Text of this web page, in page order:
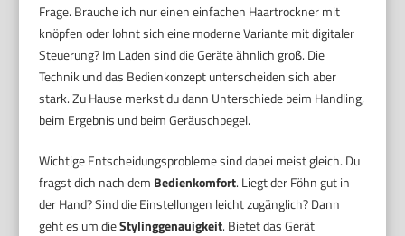
Frage. Brauche ich nur einen einfachen Haartrockner mit
knöpfen oder lohnt sich eine moderne Variante mit digitaler
Steuerung? Im Laden sind die Geräte ähnlich groß. Die
Technik und das Bedienkonzept unterscheiden sich aber
stark. Zu Hause merkst du dann Unterschiede beim Handling,
beim Ergebnis und beim Geräuschpegel.
Wichtige Entscheidungsprobleme sind dabei meist gleich. Du
fragst dich nach dem Bedienkomfort. Liegt der Föhn gut in
der Hand? Sind die Einstellungen leicht zugänglich? Dann
geht es um dieStylinggenauigkeit. Bietet das Gerät